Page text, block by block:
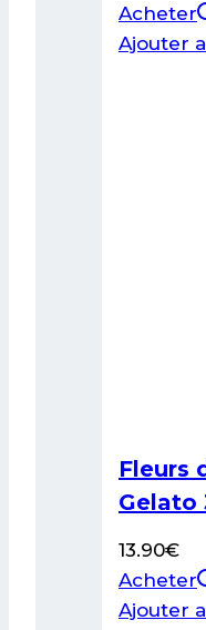
Acheter
Ajouter
Fleurs
Gelato
13.90€
Acheter
Ajouter